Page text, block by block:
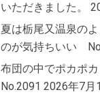
いただきました。
夏は栃尾又温泉の
のが気持ちいい
布団の中でポカポカ
No.2091 2026年7月